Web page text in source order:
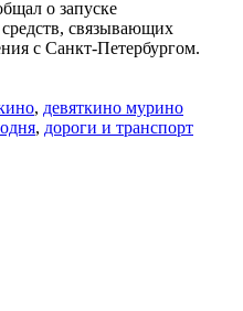
о запуске
связывающих
с Санкт-Петербургом.
, девяткино мурино
, дороги и транспорт